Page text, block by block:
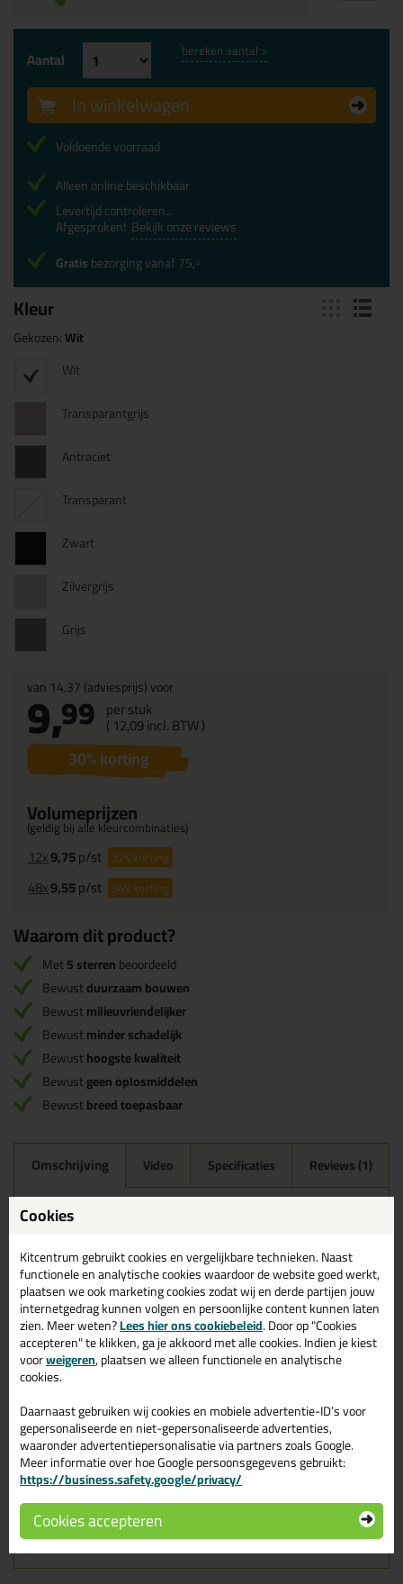
Kleur
Gekozen:Wit
Wit
Transparantgrijs
Antraciet
Transparant
Zwart
Zilvergrijs
Grijs
van 14,37(adviesprijs) voor
9,99 per stuk
( 12,09incl. BTW )
30% korting
Volumeprijzen
(geldig bij alle kleurcombinaties)
12x9,75p/st 32%korting
48x9,55p/st 34%korting
Aantal bereken aantal >
In winkelwagen
Voldoende voorraad
Alleen online beschikbaar
Levertijd controleren...
Afgesproken! Bekijk onze reviews
Gratisbezorging vanaf 75,-
Waarom dit product?
Met5 sterrenbeoordeeld
Bewustduurzaam bouwen
Bewustmilieuvriendelijker
Bewustminder schadelijk
Bewusthoogste kwaliteit
Bewustgeen oplosmiddelen
Bewustbreed toepasbaar
Omschrijving Video Specificaties Reviews (1)
Bostik Premium S960
Silicone 310ml in Wit
Zoek je Bostik Premium S960 Silicone 310ml in een specifieke
kleur? Gevonden! Deze Bostik Premium S960 Silicone 310ml in
de kleur Wit is te gebruiken voor verschillende toepassingen. Een
professioneel en hoogwaardig product welke makkelijk te
gebruiken is. Bestel de Bostik Premium S960 Silicone 310ml in de
kleur Wit vandaag nog! Op voorraad en op werkdagen besteld =
morgen in huis.
product?Lees alles over dit product >
Tips & tricks voor Bostik Premium
S960 Silicone 310ml
In de volgende blogs wordt dit product gebruikt:
De badkamer kitten? Lees hier hoe!
Hoe kit ik een (natuursteen) aanrechtblad af?
Cookies
Kitcentrum gebruikt cookies en vergelijkbare technieken. Naast
functionele en analytische cookies waardoor de website goed werkt,
plaatsen we ook marketing cookies zodat wij en derde partijen jouw
internetgedrag kunnen volgen en persoonlijke content kunnen laten
zien. Meer weten?Lees hier ons cookiebeleid. Door op "Cookies
accepteren" te klikken, ga je akkoord met alle cookies. Indien je kiest
voorweigeren, plaatsen we alleen functionele en analytische
cookies.
Daarnaast gebruiken wij cookies en mobiele advertentie-ID’s voor
gepersonaliseerde en niet-gepersonaliseerde advertenties,
waaronder advertentiepersonalisatie via partners zoals Google.
Meer informatie over hoe Google persoonsgegevens gebruikt:
https://business.safety.google/privacy/
Cookies accepteren